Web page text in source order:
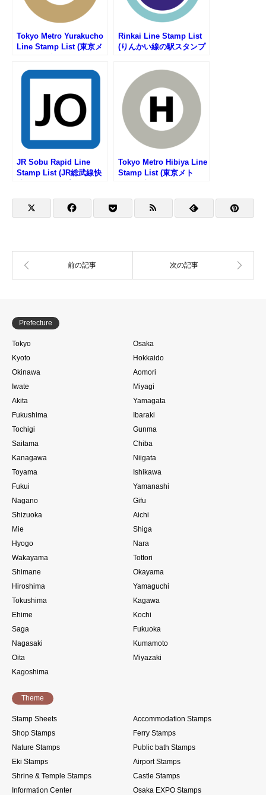
Tokyo Metro Yurakucho
Line Stamp List (東京メ
ンプリスト)
Rinkai Line Stamp List
(りんかい線の駅スタンプ
JR Sobu Rapid Line
Stamp List (JR総武線快
Tokyo Metro Hibiya Line
Stamp List (東京メト
Prefecture
Tokyo
Osaka
Kyoto
Hokkaido
Okinawa
Aomori
Iwate
Miyagi
Akita
Yamagata
Fukushima
Ibaraki
Tochigi
Gunma
Saitama
Chiba
Kanagawa
Niigata
Toyama
Ishikawa
Fukui
Yamanashi
Nagano
Gifu
Shizuoka
Aichi
Mie
Shiga
Hyogo
Nara
Wakayama
Tottori
Shimane
Okayama
Hiroshima
Yamaguchi
Tokushima
Kagawa
Ehime
Kochi
Saga
Fukuoka
Nagasaki
Kumamoto
Oita
Miyazaki
Kagoshima
Theme
Stamp Sheets
Accommodation Stamps
Shop Stamps
Ferry Stamps
Nature Stamps
Public bath Stamps
Eki Stamps
Airport Stamps
Shrine & Temple Stamps
Castle Stamps
Information Center
Osaka EXPO Stamps